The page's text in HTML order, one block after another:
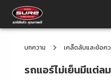
บทความ เคล็ดลับและข้อค
รถแอร์ไม่เย็นมีแต่ล